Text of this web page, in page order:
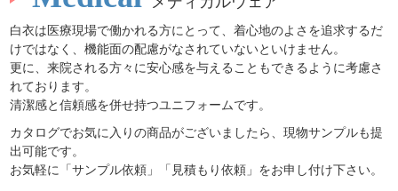
白衣は医療現場で働かれる方にとって、着心地のよさを追求するだ
けではなく、機能面の配慮がなされていないといけません。
更に、来院される方々に安心感を与えることもできるように考慮さ
れております。
清潔感と信頼感を併せ持つユニフォームです。
カタログでお気に入りの商品がございましたら、現物サンプルも提
出可能です。
お気軽に「サンプル依頼」「見積もり依頼」をお申し付け下さい。